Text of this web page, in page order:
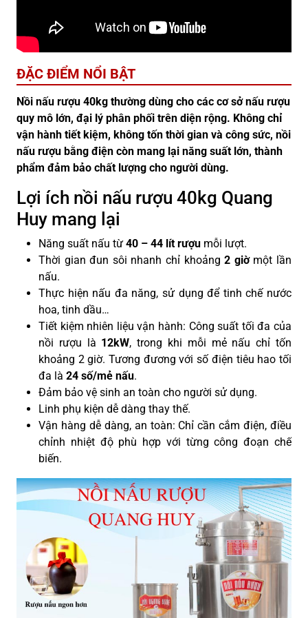
ĐẶC ĐIỂM NỔI BẬT
Nồi nấu rượu 40kg thường dùng cho các cơ sở nấu rượu
quy mô lớn, đại lý phân phối trên diện rộng. Không chỉ
vận hành tiết kiệm, không tốn thời gian và công sức, nồi
nấu rượu bằng điện còn mang lại năng suất lớn, thành
phẩm đảm bảo chất lượng cho người dùng.
Lợi ích nồi nấu rượu 40kg Quang
Huy mang lại
Năng suất nấu từ 40 – 44 lít rượu mỗi lượt.
Thời gian đun sôi nhanh chỉ khoảng2 giờmột lần
nấu.
Thực hiện nấu đa năng, sử dụng để tinh chế nước
hoa, tinh dầu…
Tiết kiệm nhiên liệu vận hành: Công suất tối đa của
nồi rượu là 12kW, trong khi mỗi mẻ nấu chỉ tốn
khoảng 2 giờ. Tương đương với số điện tiêu hao tối
đa là 24 số/mẻ nấu.
Đảm bảo vệ sinh an toàn cho người sử dụng.
Linh phụ kiện dễ dàng thay thế.
Vận hàng dễ dàng, an toàn: Chỉ cần cắm điện, điều
chỉnh nhiệt độ phù hợp với từng công đoạn chế
biến.